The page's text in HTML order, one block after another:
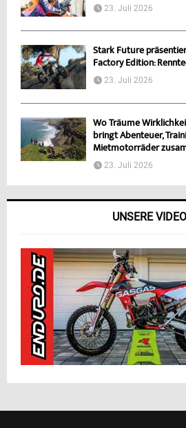
23. Juli 2026
Stark Future
Factory Edition:
23. Juli 2026
Wo Träume
bringt Abenteuer,
Mietmotorräder
23. Juli 2026
UNSERE